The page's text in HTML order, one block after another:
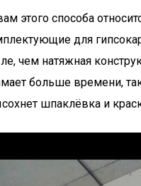
этого способа
для
чем натяжная
больше времени,
шпаклёвка и